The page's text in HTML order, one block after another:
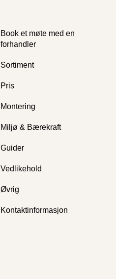
Book et møte med en
forhandler
Sortiment
Pris
Montering
Miljø & Bærekraft
Guider
Vedlikehold
Øvrig
Kontaktinformasjon